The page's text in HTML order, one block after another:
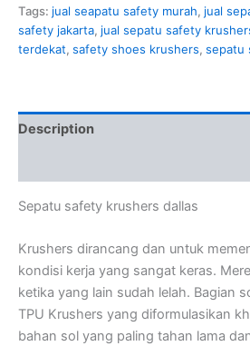
Tags: jual seapatu safety murah, jual
safety jakarta, jual sepatu safety
terdekat, safety shoes krushers, sepatu
Description
Sepatu safety krushers dallas
Krushers dirancang dan untuk
kondisi kerja yang sangat keras.
ketika yang lain sudah lelah. Bagian
TPU Krushers yang diformulasikan
bahan sol yang paling tahan lama